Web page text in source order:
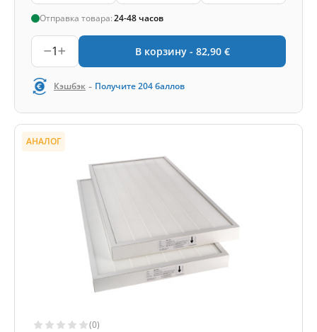
Отправка товара:24-48 часов
1 В корзину - 82,90 €
Кэшбэк - Получите204баллов
АНАЛОГ
(0)